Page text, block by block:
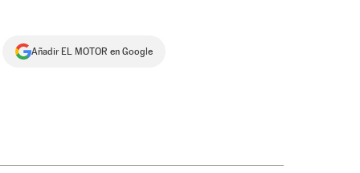
Añadir EL MOTOR en Google